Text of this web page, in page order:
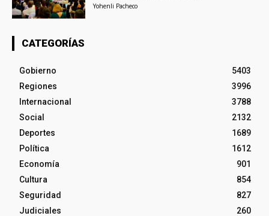
Yohenli Pacheco
CATEGORÍAS
Gobierno
5403
Regiones
3996
Internacional
3788
Social
2132
Deportes
1689
Política
1612
Economía
901
Cultura
854
Seguridad
827
Judiciales
260